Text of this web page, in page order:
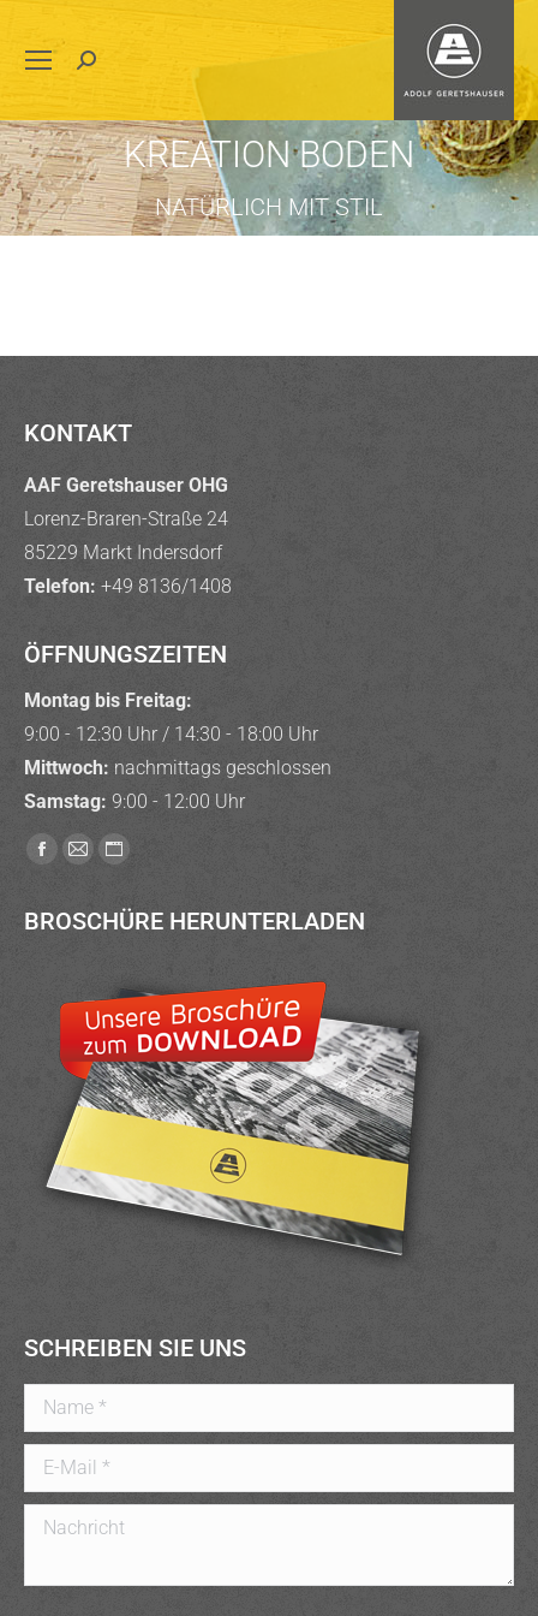
Search:
KREATION BODEN
NATÜRLICH MIT STIL
KONTAKT
AAF Geretshauser OHG
Lorenz-Braren-Straße 24
85229 Markt Indersdorf
Telefon: +49 8136/1408
ÖFFNUNGSZEITEN
Montag bis Freitag:
9:00 - 12:30 Uhr / 14:30 - 18:00 Uhr
Mittwoch: nachmittags geschlossen
Samstag: 9:00 - 12:00 Uhr
Finden Sie uns auf:
Facebook
opens
window
E-
page
new
window
Website
opens
new
window
BROSCHÜRE HERUNTERLADEN
SCHREIBEN SIE UNS
Name *
E-Mail *
Nachricht